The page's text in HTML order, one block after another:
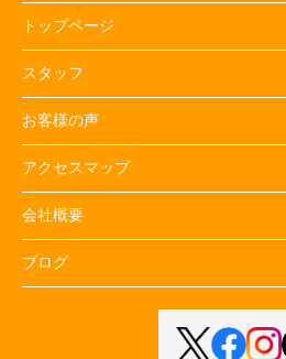
トップページ
スタッフ
お客様の声
アクセスマップ
会社概要
ブログ